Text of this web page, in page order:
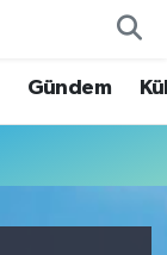
Gündem